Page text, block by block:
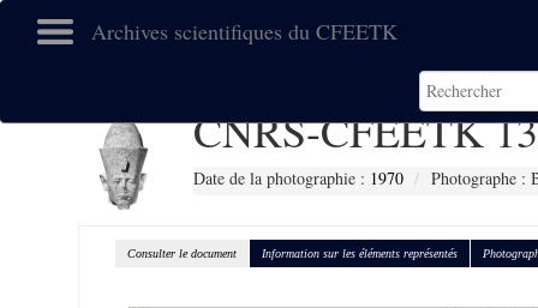
Archives scientifiques du CFEETK
CNRS-CFEETK
Date de la photographie : 1970 Photographe :
Consulter le document Information sur les éléments représentés